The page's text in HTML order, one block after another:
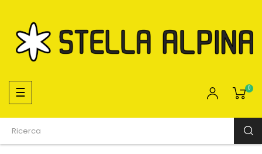
navigazione
Toggle
☰ 0